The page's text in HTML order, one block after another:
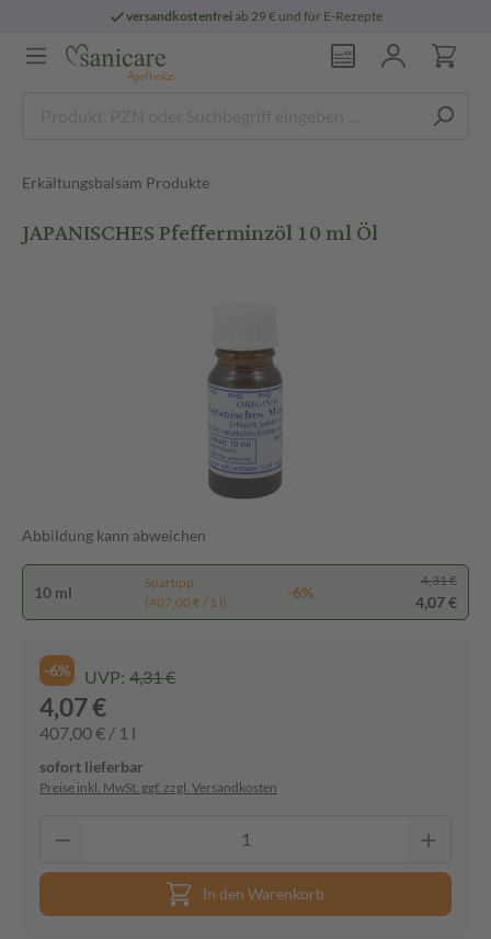
versandkostenfreiab 29 € und für E-Rezepte
Erkältungsbalsam Produkte
JAPANISCHES Pfefferminzöl 10 ml Öl
Abbildung kann abweichen
10 ml
Spartipp
(407,00 € / 1 l)
-6%
4,31 €
4,07 €
-6% UVP: 4,31 €
4,07 €
407,00 € / 1 l
sofort lieferbar
Preise inkl. MwSt. ggf. zzgl. Versandkosten
In den Warenkorb